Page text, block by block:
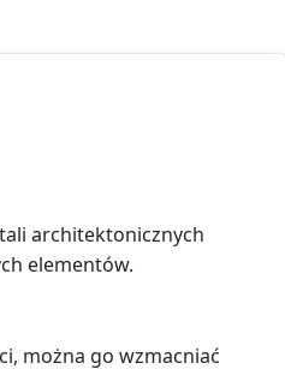
architektonicznych
elementów.
można go wzmacniać